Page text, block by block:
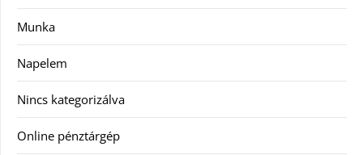
Munka
Napelem
Nincs kategorizálva
Online pénztárgép